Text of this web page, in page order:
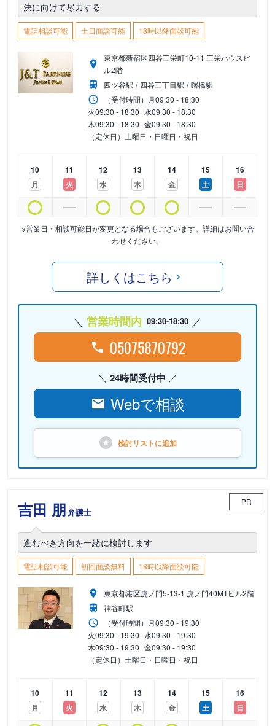
決に向けて尽力する
電話相談可能 土日面談可能 18時以降面談可能
東京都新宿区四谷三栄町10-11 三栄ハウスビ
ル2階
四ツ谷駅
四谷三丁目駅
曙橋駅
（受付時間） 月09:30 - 18:30
火09:30 - 18:30 水09:30 - 18:30
木09:30 - 18:30 金09:30 - 18:30
（定休日）土曜日・日曜日・祝日
10
月
11
火
12
水
13
木
14
金
15
土
16
日
※営業日・相談可能日が変更となる場合もございます。詳細はお問い合
わせください。
詳しくはこちら
営業時間内 09:30-18:30
05075870792
24時間受付中
Webで相談
検討リストに追加
吉田 朋弁護士
PR
進むべき方向を一緒に検討します
電話相談可能 初回面談無料 18時以降面談可能
東京都港区虎ノ門5-13-1 虎ノ門40MTビル2階
神谷町駅
（受付時間） 月09:30 - 19:30
火09:30 - 19:30 水09:30 - 19:30
木09:30 - 19:30 金09:30 - 19:30
（定休日）土曜日・日曜日・祝日
10
月
11
火
12
水
13
木
14
金
15
土
16
日